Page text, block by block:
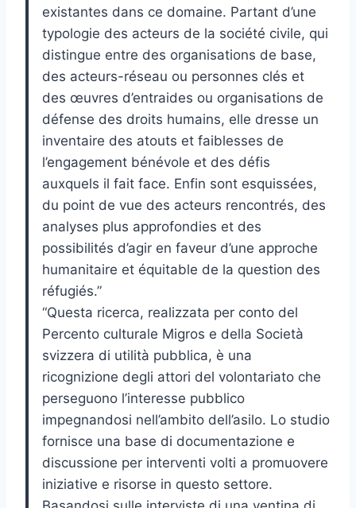
existantes dans ce domaine. Partant d’une
typologie des acteurs de la société civile, qui
distingue entre des organisations de base,
des acteurs-réseau ou personnes clés et
des œuvres d’entraides ou organisations de
défense des droits humains, elle dresse un
inventaire des atouts et faiblesses de
l’engagement bénévole et des défis
auxquels il fait face. Enfin sont esquissées,
du point de vue des acteurs rencontrés, des
analyses plus approfondies et des
possibilités d’agir en faveur d’une approche
humanitaire et équitable de la question des
réfugiés.”
“Questa ricerca, realizzata per conto del
Percento culturale Migros e della Società
svizzera di utilità pubblica, è una
ricognizione degli attori del volontariato che
perseguono l’interesse pubblico
impegnandosi nell’ambito dell’asilo. Lo studio
fornisce una base di documentazione e
discussione per interventi volti a promuovere
iniziative e risorse in questo settore.